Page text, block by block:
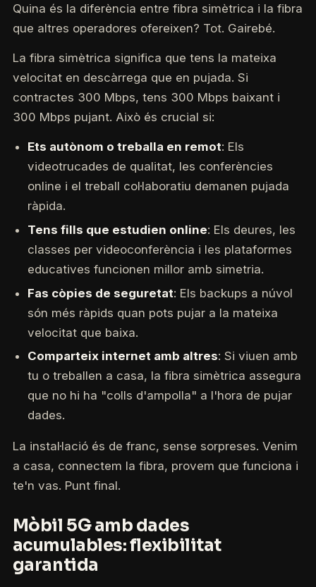
Quina és la diferència entre fibra simètrica i la fibra
que altres operadores ofereixen? Tot. Gairebé.
La fibra simètrica significa que tens la mateixa
velocitat en descàrrega que en pujada. Si
contractes 300 Mbps, tens 300 Mbps baixant i
300 Mbps pujant. Això és crucial si:
Ets autònom o treballa en remot: Els
videotrucades de qualitat, les conferències
online i el treball col·laboratiu demanen pujada
ràpida.
Tens fills que estudien online: Els deures, les
classes per videoconferència i les plataformes
educatives funcionen millor amb simetria.
Fas còpies de seguretat: Els backups a núvol
són més ràpids quan pots pujar a la mateixa
velocitat que baixa.
Comparteix internet amb altres: Si viuen amb
tu o treballen a casa, la fibra simètrica assegura
que no hi ha "colls d'ampolla" a l'hora de pujar
dades.
La instal·lació és de franc, sense sorpreses. Venim
a casa, connectem la fibra, provem que funciona i
te'n vas. Punt final.
Mòbil 5G amb dades
acumulables: flexibilitat
garantida